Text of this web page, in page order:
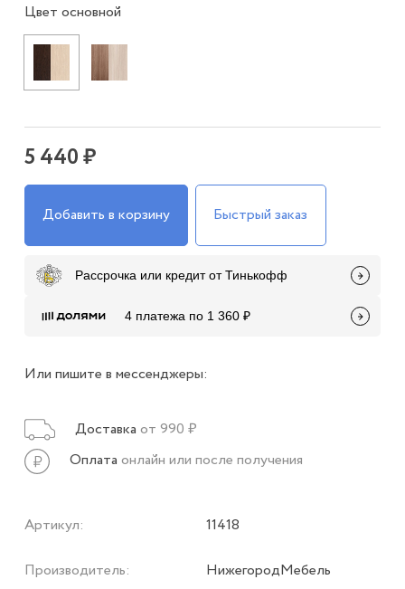
Цвет основной
5 440 ₽
Добавить в корзину Быстрый заказ
Рассрочка или кредит от Тинькофф
4 платежа по 1 360 ₽
Или пишите в мессенджеры:
Доставка от 990 ₽
Оплата онлайн или после получения
Артикул: 11418
Производитель: НижегородМебель